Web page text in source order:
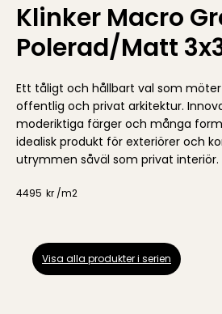
Klinker Macro
Polerad/Matt
Ett tåligt och hållbart val som
offentlig och privat arkitektur.
moderiktiga färger och många
idealisk produkt för exteriörer och
utrymmen såväl som privat interiör.
4495 kr /m2
Visa alla produkter i serien